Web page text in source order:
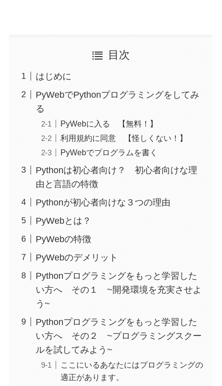
目次
はじめに
PyWebでPythonプログラミングをしてみ
る
PyWebに入る 【無料！】
利用規約に同意 【怪しくない！】
PyWebでプログラムを書く
Pythonは初心者向け？ 初心者向けな理
由と言語の特徴
Pythonが初心者向けな３つの理由
PyWebとは？
PyWebの特徴
PyWebのデメリット
Pythonプログラミングをもっと学習した
い方へ その１ ~開発環境を充実させよ
う~
Pythonプログラミングをもっと学習した
い方へ その２ ~プログラミングスクー
ルを試してみよう~
ここにいるあなたにはプログラミングの
適正があります。